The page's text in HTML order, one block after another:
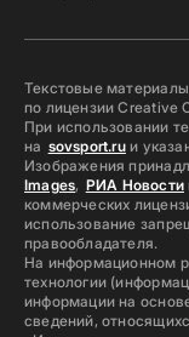
Текстовые
по лицензии Creative
При использовании
на sovsport.ruи
Изображения
Images, РИА Новости
коммерческих
использование
правообладателя.
На информационном
технологии
информации на
сведений,